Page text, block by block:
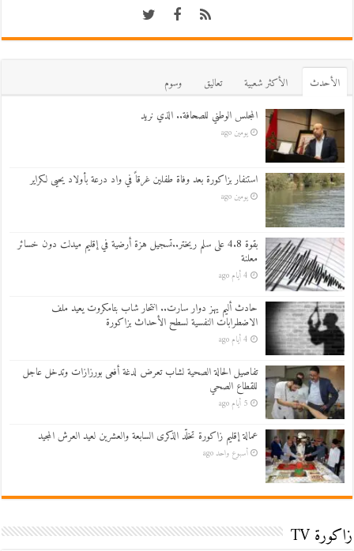
اﻷحدث اﻷكثر شعبية تعاليق
وسوم
المجلس الوطني للصحافة.. الذي نريد
يومين ago
استنفار بزاكورة بعد وفاة طفلين غرقاً في واد درعة بأولاد يحيى لكراير
يومين ago
بقوة 4.8 على سلم ريختر..تسجيل هزة أرضية في إقليم ميدلت دون خسائر
معلنة
4 أيام ago
حادث أليم يهز دوار سارت.. انتحار شاب بتامكروت يعيد ملف
الاضطرابات النفسية لسطح الأحداث بزاكورة
4 أيام ago
تفاصيل الحالة الصحية لشاب تعرض لدغة أفعى بورزازات وتدخل عاجل
للقطاع الصحي
5 أيام ago
عمالة إقليم زاكورة تخلّد الذكرى السابعة والعشرين لعيد العرش المجيد
أسبوع واحد ago
زاكورة TV